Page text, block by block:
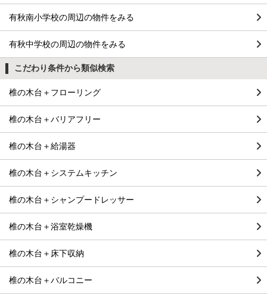
有秋南小学校の周辺の物件をみる
有秋中学校の周辺の物件をみる
こだわり条件から類似検索
椎の木台＋フローリング
椎の木台＋バリアフリー
椎の木台＋給湯器
椎の木台＋システムキッチン
椎の木台＋シャンプードレッサー
椎の木台＋浴室乾燥機
椎の木台＋床下収納
椎の木台＋バルコニー